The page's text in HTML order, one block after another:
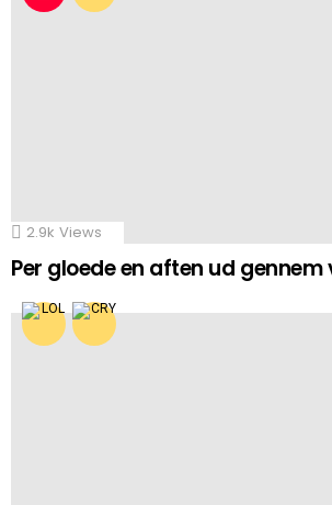
2.9k Views
Per gloede en aften ud gennem